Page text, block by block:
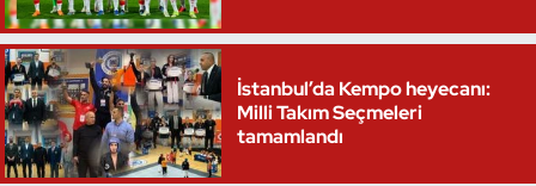
İstanbul’da Kempo heyecanı:
Milli Takım Seçmeleri
tamamlandı